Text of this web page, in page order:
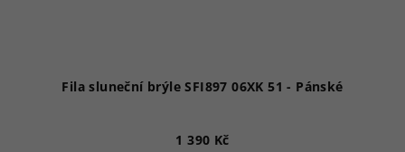
Fila sluneční brýle SFI897 06XK 51 - Pánské
1 390 Kč